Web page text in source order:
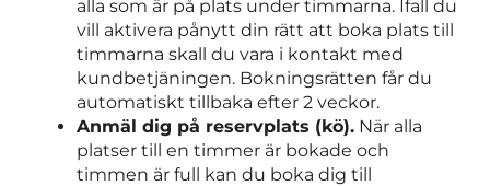
alla som är på plats under timmarna. Ifall du
vill aktivera pånytt din rätt att boka plats till
timmarna skall du vara i kontakt med
kundbetjäningen. Bokningsrätten får du
automatiskt tillbaka efter 2 veckor.
Anmäl dig på reservplats (kö). När alla
platser till en timmer är bokade och
timmen är full kan du boka dig till